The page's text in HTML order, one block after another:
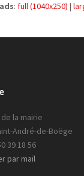
: full (1040x250) |
la mairie
André-de-Boëge
39 18 56
par mail